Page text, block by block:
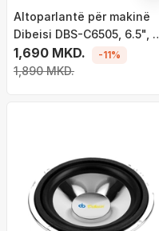
Altoparlantë për makinë
Dibeisi DBS-C6505, 6.5", 8
Ohm
1,690 MKD.
1,890 MKD.
-11%